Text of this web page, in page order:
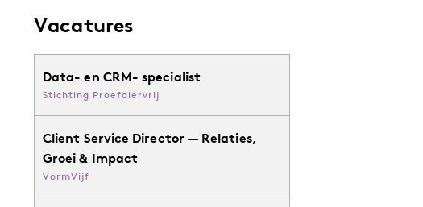
Vacatures
Data- en CRM- specialist
Stichting Proefdiervrij
Client Service Director — Relaties,
Groei & Impact
VormVijf